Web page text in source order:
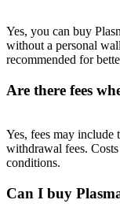
Yes, you can buy
without a personal
recommended for
Are there fees
Yes, fees may include
withdrawal fees.
conditions.
Can I buy